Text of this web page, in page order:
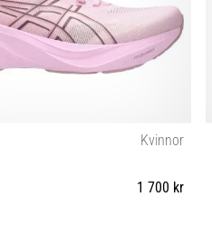
Kvinnor
1 700 kr